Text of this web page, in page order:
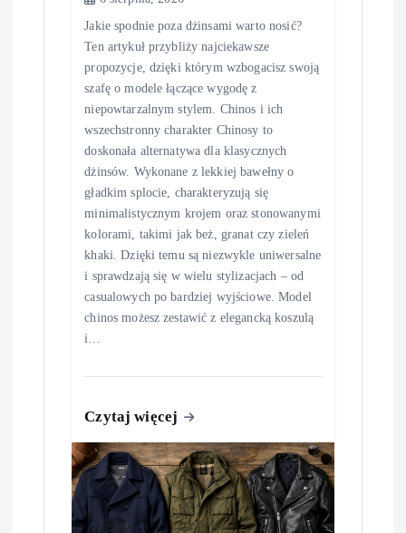
Jakie spodnie poza dżinsami warto nosić?
Ten artykuł przybliży najciekawsze
propozycje, dzięki którym wzbogacisz swoją
szafę o modele łączące wygodę z
niepowtarzalnym stylem. Chinos i ich
wszechstronny charakter Chinosy to
doskonała alternatywa dla klasycznych
dżinsów. Wykonane z lekkiej bawełny o
gładkim splocie, charakteryzują się
minimalistycznym krojem oraz stonowanymi
kolorami, takimi jak beż, granat czy zieleń
khaki. Dzięki temu są niezwykle uniwersalne
i sprawdzają się w wielu stylizacjach – od
casualowych po bardziej wyjściowe. Model
chinos możesz zestawić z elegancką koszulą
i…
Czytaj więcej